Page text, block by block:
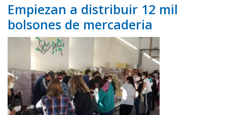
Empiezan a distribuir 12 mil
bolsones de mercaderia